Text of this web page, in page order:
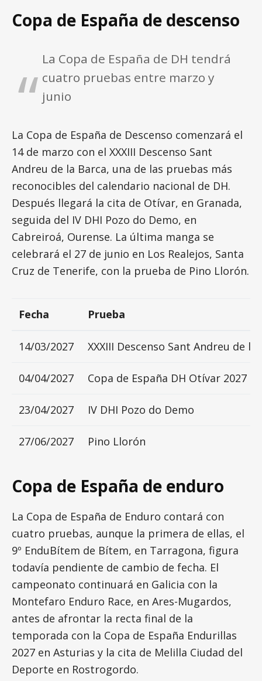
Copa de España de descenso
La Copa de España de DH tendrá
cuatro pruebas entre marzo y
junio
La Copa de España de Descenso comenzará el
14 de marzo con el XXXIII Descenso Sant
Andreu de la Barca, una de las pruebas más
reconocibles del calendario nacional de DH.
Después llegará la cita de Otívar, en Granada,
seguida del IV DHI Pozo do Demo, en
Cabreiroá, Ourense. La última manga se
celebrará el 27 de junio en Los Realejos, Santa
Cruz de Tenerife, con la prueba de Pino Llorón.
Fecha Prueba
14/03/2027 XXXIII Descenso Sant Andreu de la
04/04/2027 Copa de España DH Otívar 2027
23/04/2027 IV DHI Pozo do Demo
27/06/2027 Pino Llorón
Copa de España de enduro
La Copa de España de Enduro contará con
cuatro pruebas, aunque la primera de ellas, el
9º EnduBítem de Bítem, en Tarragona, figura
todavía pendiente de cambio de fecha. El
campeonato continuará en Galicia con la
Montefaro Enduro Race, en Ares-Mugardos,
antes de afrontar la recta final de la
temporada con la Copa de España Endurillas
2027 en Asturias y la cita de Melilla Ciudad del
Deporte en Rostrogordo.